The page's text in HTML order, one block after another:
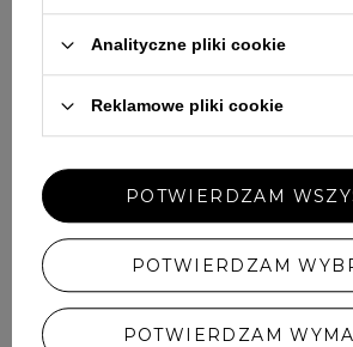
W PODOBNYM
Analityczne pliki cookie
Reklamowe pliki cookie
POTWIERDZAM
POTWIERDZAM
POTWIERDZAM